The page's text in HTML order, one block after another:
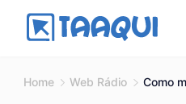
Home Web Rádio Como